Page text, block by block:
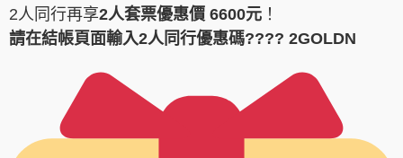
2人同行再享2人套票優惠價 6600元 ！
請在結帳頁面輸入2人同行優惠碼???? 2GOLDN